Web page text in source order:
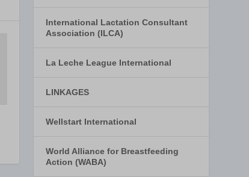
International Lactation Consultant
Association (ILCA)
La Leche League International
LINKAGES
Wellstart International
World Alliance for Breastfeeding
Action (WABA)